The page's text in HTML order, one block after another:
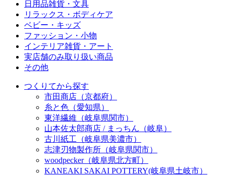
日用品雑貨・文具
リラックス・ボディケア
ベビー・キッズ
ファッション・小物
インテリア雑貨・アート
実店舗のみ取り扱い商品
その他
つくりてから探す
市田商店（京都府）
糸と色（愛知県）
東洋繊維（岐阜県関市）
山本佐太郎商店 / まっちん（岐阜）
古川紙工（岐阜県美濃市）
志津刃物製作所（岐阜県関市）
woodpecker（岐阜県北方町）
KANEAKI SAKAI POTTERY(岐阜県土岐市）